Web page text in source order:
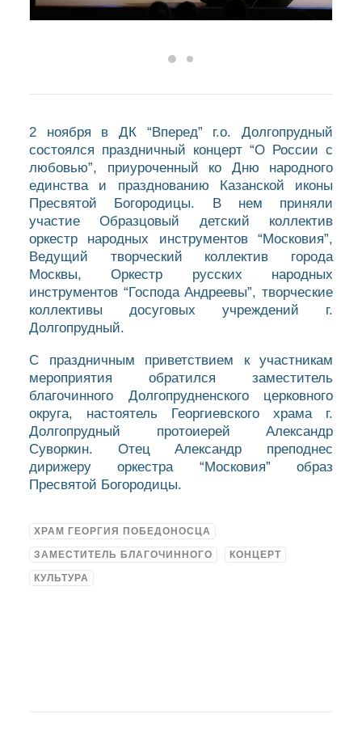
2 ноября в ДК “Вперед” г.о. Долгопрудный
состоялся праздничный концерт “О России с
любовью”, приуроченный ко Дню народного
единства и празднованию Казанской иконы
Пресвятой Богородицы. В нем приняли
участие Образцовый детский коллектив
оркестр народных инструментов “Московия”,
Ведущий творческий коллектив города
Москвы, Оркестр русских народных
инструментов “Господа Андреевы”, творческие
коллективы досуговых учреждений г.
Долгопрудный.
С праздничным приветствием к участникам
мероприятия обратился заместитель
благочинного Долгопрудненского церковного
округа, настоятель Георгиевского храма г.
Долгопрудный протоиерей Александр
Суворкин. Отец Александр преподнес
дирижеру оркестра “Московия” образ
Пресвятой Богородицы.
ХРАМ ГЕОРГИЯ ПОБЕДОНОСЦА
ЗАМЕСТИТЕЛЬ БЛАГОЧИННОГО КОНЦЕРТ
КУЛЬТУРА